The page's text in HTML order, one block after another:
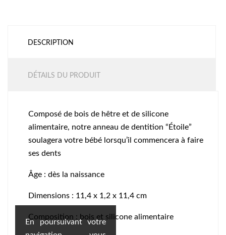
DESCRIPTION
DÉTAILS DU PRODUIT
Composé de bois de hêtre et de silicone
alimentaire, notre anneau de dentition “Étoile”
soulagera votre bébé lorsqu’il commencera à faire
ses dents
Âge : dès la naissance
Dimensions : 11,4 x 1,2 x 11,4 cm
Composition : bois et silicone alimentaire
En poursuivant votre